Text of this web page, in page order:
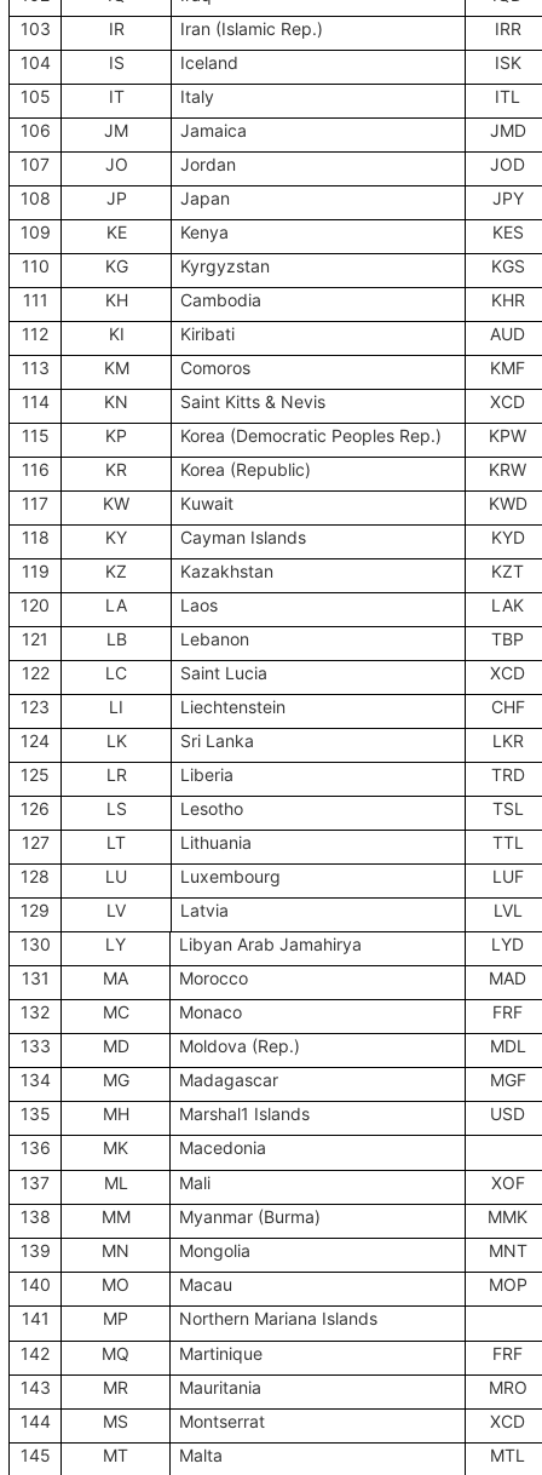
103
IR Iran (Islamic Rep.)
IRR
104
IS Iceland
ISK
105
IT Italy
ITL
106
JM Jamaica
JMD
107
JO Jordan
JOD
108
JP Japan
JPY
109
KE Kenya
KES
110
KG Kyrgyzstan
KGS
111
KH Cambodia
KHR
112
KI Kiribati
AUD
113
KM Comoros
KMF
114
KN Saint Kitts & Nevis
XCD
115
KP Korea (Democratic Peoples Rep.)
KPW
116
KR Korea (Republic)
KRW
117
KW Kuwait
KWD
118
KY Cayman Islands
KYD
119
KZ Kazakhstan
KZT
120
LA Laos
LAK
121
LB Lebanon
TBP
122
LC Saint Lucia
XCD
123
LI Liechtenstein
CHF
124
LK Sri Lanka
LKR
125
LR Liberia
TRD
126
LS Lesotho
TSL
127
LT Lithuania
TTL
128
LU Luxembourg
LUF
129
LV Latvia
LVL
130
LY Libyan Arab Jamahirya
LYD
131
MA Morocco
MAD
132
MC Monaco
FRF
133
MD Moldova (Rep.)
MDL
134
MG Madagascar
MGF
135
MH Marshal1 Islands
USD
136
MK
Macedonia
137
ML Mali
XOF
138
MM Myanmar (Burma)
MMK
139
MN Mongolia
MNT
140
MO Macau
MOP
141
MP
Northern Mariana Islands
142
MQ Martinique
FRF
143
MR Mauritania
MRO
144
MS Montserrat
XCD
145
MT Malta
MTL